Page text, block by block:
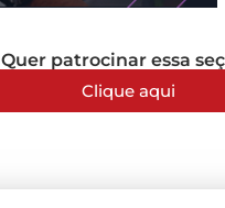
Quer patrocinar essa
Clique aqui